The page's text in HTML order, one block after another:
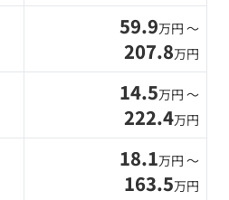
59.9万円 〜
207.8万円
14.5万円 〜
222.4万円
18.1万円 〜
163.5万円